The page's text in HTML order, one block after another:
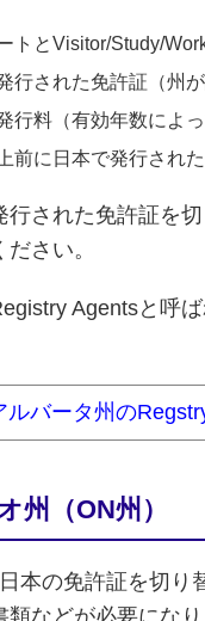
トとVisitor/Study/
行された免許証（州
行料（有効年数によっ
前に日本で発行され
行された免許証を
さい。
Agentsと呼
ルバータ州の
州（ON州）
本の免許証を切り
などが必要になり